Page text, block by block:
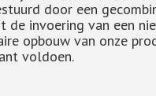
door een
invoering van een
opbouw van onze
voldoen.